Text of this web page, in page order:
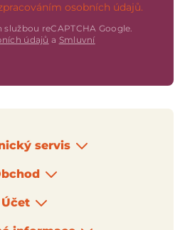
osobních údajů.
reCAPTCHA Google.
údajů a Smluvní
servis
Účet